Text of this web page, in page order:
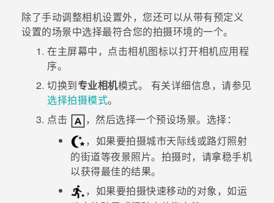
除了手动调整相机设置外，您还可以从带有预定义
设置的场景中选择最符合您的拍摄环境的一个。
在主屏幕中，点击相机图标以打开相机应用程
序。
切换到专业相机模式。 有关详细信息，请参见
选择拍摄模式。
点击
，然后选择一个预设场景。选择：
，如果要拍摄城市天际线或路灯照射
的街道等夜景照片。拍摄时，请拿稳手机
以获得最佳的结果。
，如果要拍摄快速移动的对象，如运